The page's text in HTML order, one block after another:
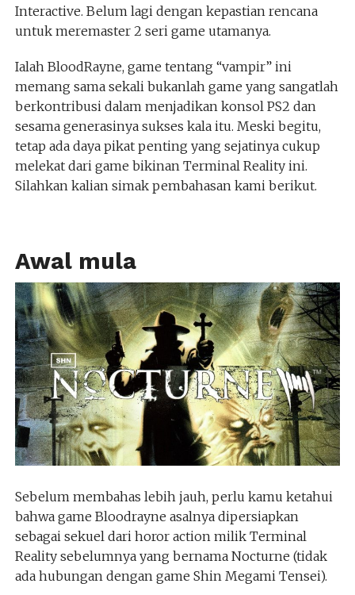
Interactive. Belum lagi dengan kepastian rencana
untuk meremaster 2 seri game utamanya.
Ialah BloodRayne, game tentang “vampir” ini
memang sama sekali bukanlah game yang sangatlah
berkontribusi dalam menjadikan konsol PS2 dan
sesama generasinya sukses kala itu. Meski begitu,
tetap ada daya pikat penting yang sejatinya cukup
melekat dari game bikinan Terminal Reality ini.
Silahkan kalian simak pembahasan kami berikut.
Awal mula
Sebelum membahas lebih jauh, perlu kamu ketahui
bahwa game Bloodrayne asalnya dipersiapkan
sebagai sekuel dari horor action milik Terminal
Reality sebelumnya yang bernama Nocturne (tidak
ada hubungan dengan game Shin Megami Tensei).